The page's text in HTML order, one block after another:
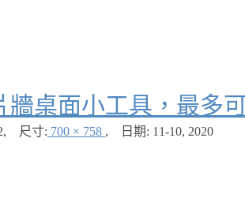
牆桌面小工具，最多
, 尺寸: 700 × 758 , 日期: 11-10, 2020